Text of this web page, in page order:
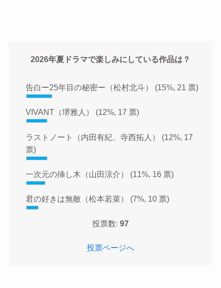
2026年夏ドラマで楽しみにしている作品は？
告白ー25年目の秘密ー（松村北斗） (15%, 21 票)
VIVANT（堺雅人） (12%, 17 票)
ラストノート（内田有紀、寺西拓人） (12%, 17
票)
一次元の挿し木（山田涼介） (11%, 16 票)
君の好きは無敵（松本若菜） (7%, 10 票)
投票数: 97
投票ページへ